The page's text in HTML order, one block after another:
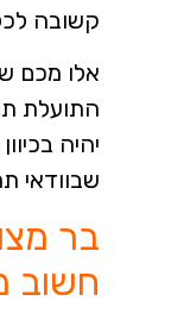
קשובה
אלו מכם
התועלת
יהיה
שבוודאי
בר
חשוב